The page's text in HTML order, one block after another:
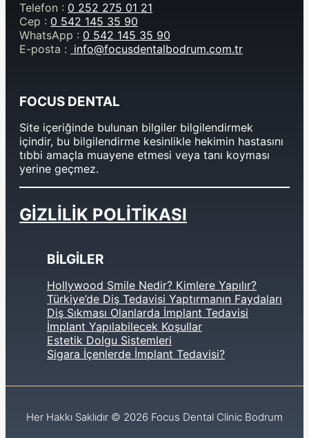
Telefon : 0 252 275 01 21
Cep : 0 542 145 35 90
WhatsApp : 0 542 145 35 90
E-posta : info@focusdentalbodrum.com.tr
FOCUS DENTAL
Site içeriğinde bulunan bilgiler bilgilendirmek
içindir, bu bilgilendirme kesinlikle hekimin hastasını
tıbbi amaçla muayene etmesi veya tanı koyması
yerine geçmez.
GİZLİLİK POLİTİKASI
BİLGİLER
Hollywood Smile Nedir? Kimlere Yapılır?
Türkiye’de Diş Tedavisi Yaptırmanın Faydaları
Diş Sıkması Olanlarda İmplant Tedavisi
İmplant Yapılabilecek Koşullar
Estetik Dolgu Sistemleri
Sigara İçenlerde İmplant Tedavisi?
Her Hakkı Saklıdır © 2026 Focus Dental Clinic Bodrum